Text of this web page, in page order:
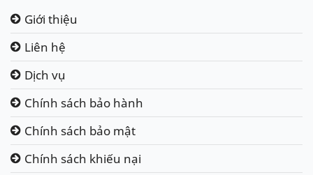
Giới thiệu
Liên hệ
Dịch vụ
Chính sách bảo hành
Chính sách bảo mật
Chính sách khiếu nại